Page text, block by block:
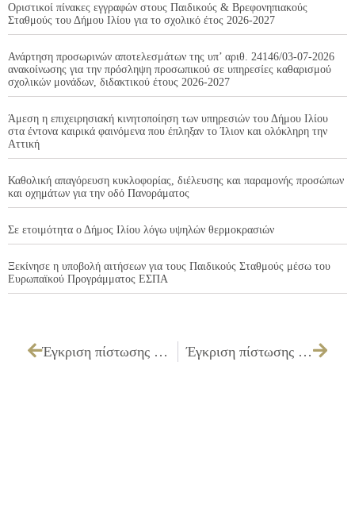
Οριστικοί πίνακες εγγραφών στους Παιδικούς & Βρεφονηπιακούς
Σταθμούς του Δήμου Ιλίου για το σχολικό έτος 2026-2027
Ανάρτηση προσωρινών αποτελεσμάτων της υπ’ αριθ. 24146/03-07-2026
ανακοίνωσης για την πρόσληψη προσωπικού σε υπηρεσίες καθαρισμού
σχολικών μονάδων, διδακτικού έτους 2026-2027
Άμεση η επιχειρησιακή κινητοποίηση των υπηρεσιών του Δήμου Ιλίου
στα έντονα καιρικά φαινόμενα που έπληξαν το Ίλιον και ολόκληρη την
Αττική
Καθολική απαγόρευση κυκλοφορίας, διέλευσης και παραμονής προσώπων
και οχημάτων για την οδό Πανοράματος
Σε ετοιμότητα ο Δήμος Ιλίου λόγω υψηλών θερμοκρασιών
Ξεκίνησε η υποβολή αιτήσεων για τους Παιδικούς Σταθμούς μέσω του
Ευρωπαϊκού Προγράμματος ΕΣΠΑ
Έγκριση πίστωσης και τεχνικών προδιαγραφών και καθορισμός τρόπου εκτέλεσης για την «Προμήθεια χρωμάτων για τη συντήρηση κοινοχρήστων χώρων» Έγκριση πίστωσης και τεχνικών προδιαγραφών και καθορισμός τρόπου εκτέλεσης για την «Προμήθεια ερμαρίων»